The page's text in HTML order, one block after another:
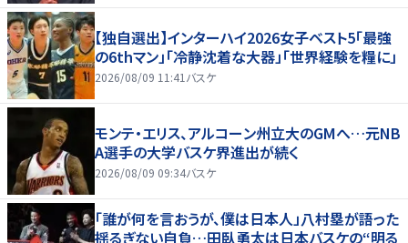
【独自選出】インターハイ2026女子ベスト5「最強
の6thマン」「冷静沈着な大器」「世界経験を糧に」
2026/08/09 11:41 バスケ
モンテ・エリス、アルコーン州立大のGMへ…元NB
A選手の大学バスケ界進出が続く
2026/08/09 09:34バスケ
「誰が何を言おうが、僕は日本人」八村塁が語った
揺るぎない自負…田臥勇太は日本バスケの“明る